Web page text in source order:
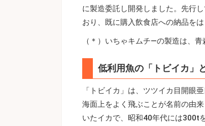
に製造委託し開発しました。先行
おり、既に購入飲食店への納品をは
（＊）いちゃキムチ―の製造は、
低利用魚の「トビイカ」
「トビイカ」は、ツツイカ目開眼
海面上をよく飛ぶことが名前の由
いたイカで、昭和40年代には300t